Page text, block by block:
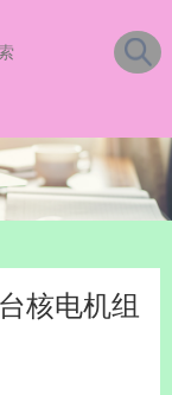
核电机组